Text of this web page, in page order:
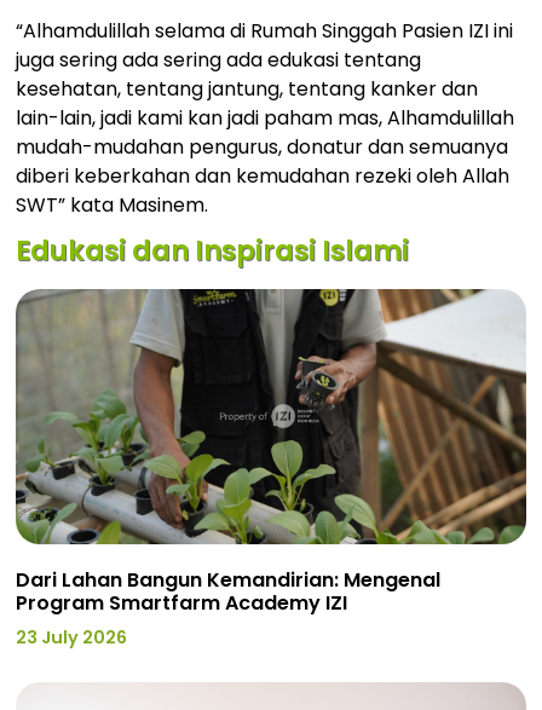
“Alhamdulillah selama di Rumah Singgah Pasien IZI ini
juga sering ada sering ada edukasi tentang
kesehatan, tentang jantung, tentang kanker dan
lain-lain, jadi kami kan jadi paham mas, Alhamdulillah
mudah-mudahan pengurus, donatur dan semuanya
diberi keberkahan dan kemudahan rezeki oleh Allah
SWT” kata Masinem.
Edukasi dan Inspirasi Islami
Dari Lahan Bangun Kemandirian: Mengenal
Program Smartfarm Academy IZI
23 July 2026